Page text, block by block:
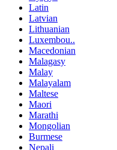
Latin
Latvian
Lithuanian
Luxembou..
Macedonian
Malagasy
Malay
Malayalam
Maltese
Maori
Marathi
Mongolian
Burmese
Nepali